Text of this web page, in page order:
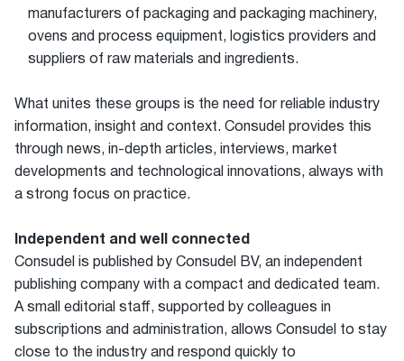
manufacturers of packaging and packaging machinery,
ovens and process equipment, logistics providers and
suppliers of raw materials and ingredients.
What unites these groups is the need for reliable industry
information, insight and context. Consudel provides this
through news, in-depth articles, interviews, market
developments and technological innovations, always with
a strong focus on practice.
Independent and well connected
Consudel is published by Consudel BV, an independent
publishing company with a compact and dedicated team.
A small editorial staff, supported by colleagues in
subscriptions and administration, allows Consudel to stay
close to the industry and respond quickly to